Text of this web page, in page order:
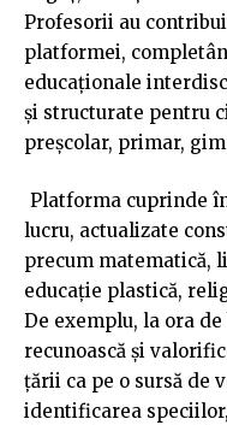
Profesorii au
platformei,
educaționale
și structurate pentru
preșcolar, primar,
Platforma cuprinde
lucru, actualizate
precum matematică,
educație plastică,
De exemplu, la ora
recunoască și
țării ca pe o sursă de
identificarea